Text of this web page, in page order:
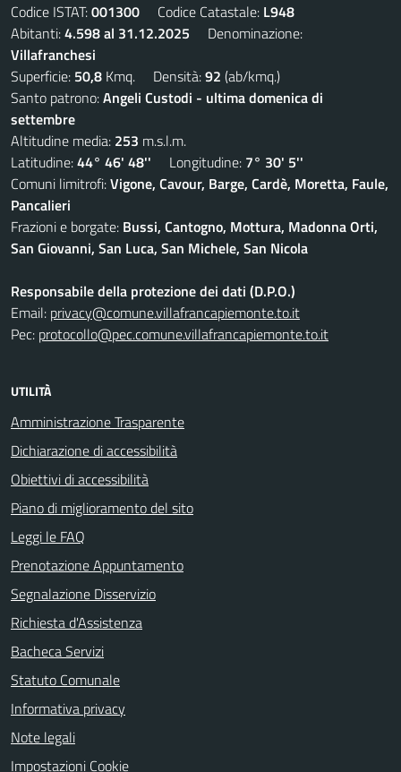
Codice ISTAT:001300 Codice Catastale: L948
Abitanti:4.598 al 31.12.2025 Denominazione:
Villafranchesi
Superficie: 50,8 Kmq. Densità:92 (ab/kmq.)
Santo patrono:Angeli Custodi - ultima domenica di
settembre
Altitudine media: 253 m.s.l.m.
Latitudine:44° 46' 48'' Longitudine: 7° 30' 5''
Comuni limitrofi:Vigone, Cavour, Barge, Cardè, Moretta, Faule,
Pancalieri
Frazioni e borgate: Bussi, Cantogno, Mottura, Madonna Orti,
San Giovanni, San Luca, San Michele, San Nicola
Responsabile della protezione dei dati (D.P.O.)
Email: privacy@comune.villafrancapiemonte.to.it
Pec: protocollo@pec.comune.villafrancapiemonte.to.it
UTILITÀ
Amministrazione Trasparente
Dichiarazione di accessibilità
Obiettivi di accessibilità
Piano di miglioramento del sito
Leggi le FAQ
Prenotazione Appuntamento
Segnalazione Disservizio
Richiesta d'Assistenza
Bacheca Servizi
Statuto Comunale
Informativa privacy
Note legali
Impostazioni Cookie